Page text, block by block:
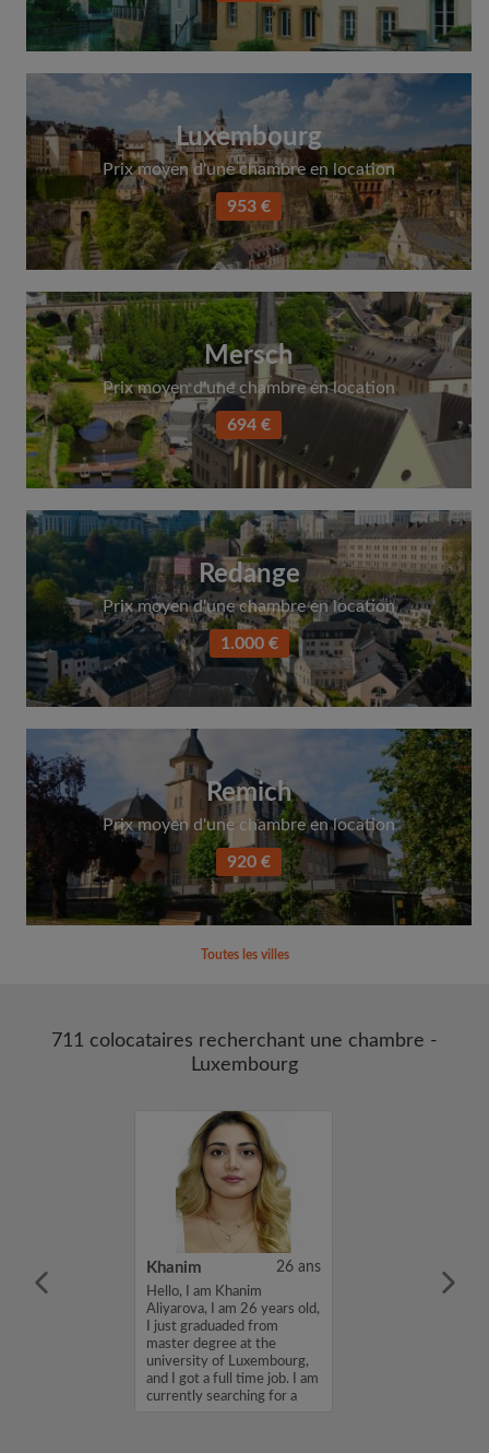
Luxembourg
Prix moyen d'une chambre en location
953 €
Mersch
Prix moyen d'une chambre en location
694 €
Redange
Prix moyen d'une chambre en location
1.000 €
Remich
Prix moyen d'une chambre en location
920 €
Toutes les villes
711 colocataires recherchant une chambre -
Luxembourg
logement le
Khanim 26 ans
Hello, I am Khanim
Aliyarova, I am 26 years old,
I just graduaded from
master degree at the
university of Luxembourg,
and I got a full time job. I am
currently searching for a